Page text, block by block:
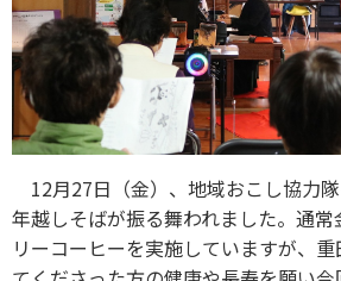
12月27日（金）、地域おこし協力
年越しそばが振る舞われました。通
リーコーヒーを実施していますが、